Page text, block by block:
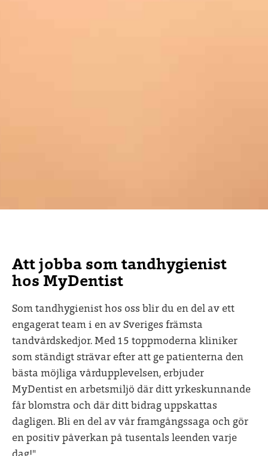
Att jobba som tandhygienist
hos MyDentist
Som tandhygienist hos oss blir du en del av ett
engagerat team i en av Sveriges främsta
tandvårdskedjor. Med 15 toppmoderna kliniker
som ständigt strävar efter att ge patienterna den
bästa möjliga vårdupplevelsen, erbjuder
MyDentist en arbetsmiljö där ditt yrkeskunnande
får blomstra och där ditt bidrag uppskattas
dagligen. Bli en del av vår framgångssaga och gör
en positiv påverkan på tusentals leenden varje